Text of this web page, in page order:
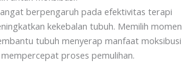
berpengaruh pada efektivitas terapi
kekebalan tubuh. Memilih momen
tubuh menyerap manfaat moksibusi
proses pemulihan.